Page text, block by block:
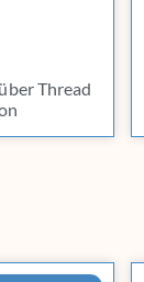
Thread